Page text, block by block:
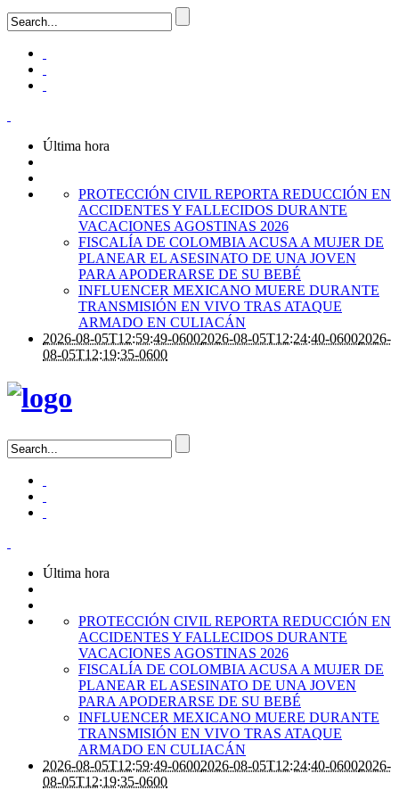
Última hora
PROTECCIÓN CIVIL REPORTA REDUCCIÓN EN
ACCIDENTES Y FALLECIDOS DURANTE
VACACIONES AGOSTINAS 2026
FISCALÍA DE COLOMBIA ACUSA A MUJER DE
PLANEAR EL ASESINATO DE UNA JOVEN
PARA APODERARSE DE SU BEBÉ
INFLUENCER MEXICANO MUERE DURANTE
TRANSMISIÓN EN VIVO TRAS ATAQUE
ARMADO EN CULIACÁN
2026-08-05T12:59:49-06002026-08-05T12:24:40-06002026-
08-05T12:19:35-0600
Última hora
PROTECCIÓN CIVIL REPORTA REDUCCIÓN EN
ACCIDENTES Y FALLECIDOS DURANTE
VACACIONES AGOSTINAS 2026
FISCALÍA DE COLOMBIA ACUSA A MUJER DE
PLANEAR EL ASESINATO DE UNA JOVEN
PARA APODERARSE DE SU BEBÉ
INFLUENCER MEXICANO MUERE DURANTE
TRANSMISIÓN EN VIVO TRAS ATAQUE
ARMADO EN CULIACÁN
2026-08-05T12:59:49-06002026-08-05T12:24:40-06002026-
08-05T12:19:35-0600